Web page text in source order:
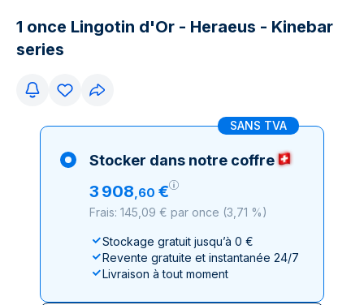
1 once Lingotin d'Or - Heraeus - Kinebar
series
SANS TVA
Stocker dans notre coffre
3 908,60 €
Frais: 145,09 € par once (3,71 %)
Stockage gratuit jusqu’à 0 €
Revente gratuite et instantanée 24/7
Livraison à tout moment